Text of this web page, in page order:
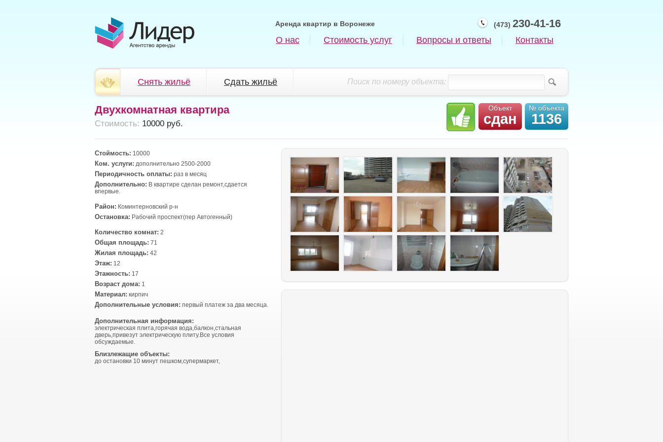
(473) 230-41-16
Аренда квартир в Воронеже
О нас Стоимость услуг Вопросы и ответы Контакты
Поиск по номеру объекта:
Снять жильё Сдать жильё
Объект
сдан
№ объекта
1136
Двухкомнатная квартира
Cтоимость: 10000 руб.
Стоймость: 10000
Ком. услуги: дополнительно 2500-2000
Периодичность оплаты: раз в месяц
Дополнительно: В квартире сделан ремонт,сдается
впервые.
Район: Коминтерновский р-н
Остановка: Рабочий проспект(пер Автогенный)
Количество комнат: 2
Общая площадь: 71
Жилая площадь: 42
Этаж: 12
Этажность: 17
Возраст дома: 1
Материал: кирпич
Дополнительные условия: первый платеж за два месяца.
Дополнительная информация:
электрическая плита,горячая вода,балкон,стальная
дверь,привезут электрическую плиту.Все условия
обсуждаемые.
Близлежащие объекты:
до остановки 10 минут пешком,супермаркет,